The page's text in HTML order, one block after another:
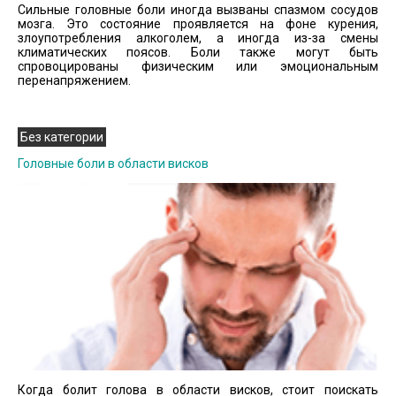
Сильные головные боли иногда вызваны спазмом сосудов
мозга. Это состояние проявляется на фоне курения,
злоупотребления алкоголем, а иногда из-за смены
климатических поясов. Боли также могут быть
спровоцированы физическим или эмоциональным
перенапряжением.
Без категории
Головные боли в области висков
Когда болит голова в области висков, стоит поискать